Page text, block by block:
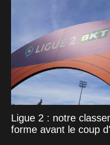
Ligue 2 : notre
forme avant le coup